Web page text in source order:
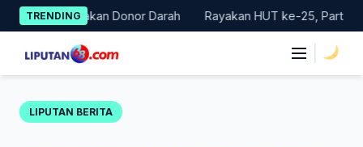
Skip
to
content
TRENDING
Gerakan Donor Darah Rayakan HUT ke-25, Partai
LIPUTAN BERITA